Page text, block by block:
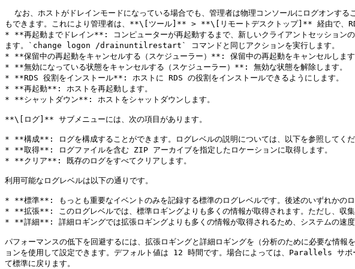
もできます。これにより管理者は、**\[ツール]** > **\[リモートデスクトップ]** 経由で、
* **再起動までドレイン**: コンピューターが再起動するまで、新しいクライアントセッション
ます。`change logon /drainuntilrestart` コマンドと同じアクションを実行します。
* **保留中の再起動をキャンセルする（スケジューラー）**: 保留中の再起動をキャンセルします
* **無効になっている状態をキャンセルする（スケジューラー）**: 無効な状態を解除します。
* **RDS 役割をインストール**: ホストに RDS の役割をインストールできるようにします。
* **再起動**: ホストを再起動します。
* **シャットダウン**: ホストをシャットダウンします。
**\[ログ]** サブメニューには、次の項目があります。
* **構成**: ログを構成することができます。ログレベルの説明については、以下を参照してくだ
* **取得**: ログファイルを含む ZIP アーカイブを指定したロケーションに取得します。
* **クリア**: 既存のログをすべてクリアします。
利用可能なログレベルは以下の通りです。
* **標準**: もっとも重要なイベントのみを記録する標準のログレベルです。後述のいずれかの
* **拡張**: このログレベルでは、標準ロギングよりも多くの情報が取得されます。ただし、収集
* **詳細**: 詳細ロギングでは拡張ロギングよりも多くの情報が取得されるため、システムの速度
パフォーマンスの低下を回避するには、拡張ロギングと詳細ロギングを（分析のために必要な
ョンを使用して設定できます。デフォルト値は 12 時間です。場合によっては、Parallels サポ
て標準に戻ります。